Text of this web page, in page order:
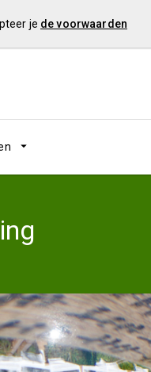
je de voorwaarden